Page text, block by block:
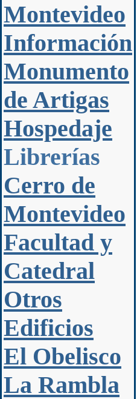
Montevideo
Información
Monumento
de Artigas
Hospedaje
Librerías
Cerro de
Montevideo
Facultad y
Catedral
Otros
Edificios
El Obelisco
La Rambla